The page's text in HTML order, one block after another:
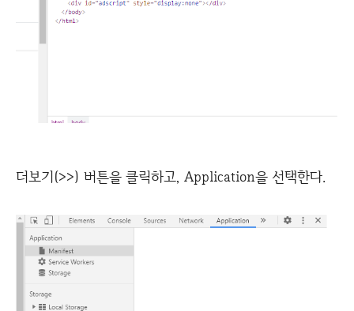
더보기(>>) 버튼을 클릭하고, Application을 선택한다.